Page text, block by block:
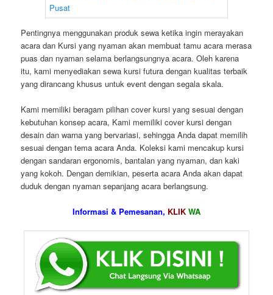
Pentingnya menggunakan produk sewa ketika ingin merayakan
acara dan Kursi yang nyaman akan membuat tamu acara merasa
puas dan nyaman selama berlangsungnya acara. Oleh karena
itu, kami menyediakan sewa kursi futura dengan kualitas terbaik
yang dirancang khusus untuk event dengan segala skala.
Kami memiliki beragam pilihan cover kursi yang sesuai dengan
kebutuhan konsep acara, Kami memiliki cover kursi dengan
desain dan warna yang bervariasi, sehingga Anda dapat memilih
sesuai dengan tema acara Anda. Koleksi kami mencakup kursi
dengan sandaran ergonomis, bantalan yang nyaman, dan kaki
yang kokoh. Dengan demikian, peserta acara Anda akan dapat
duduk dengan nyaman sepanjang acara berlangsung.
Informasi & Pemesanan, KLIK WA